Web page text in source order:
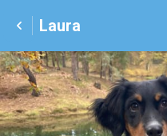
Laura